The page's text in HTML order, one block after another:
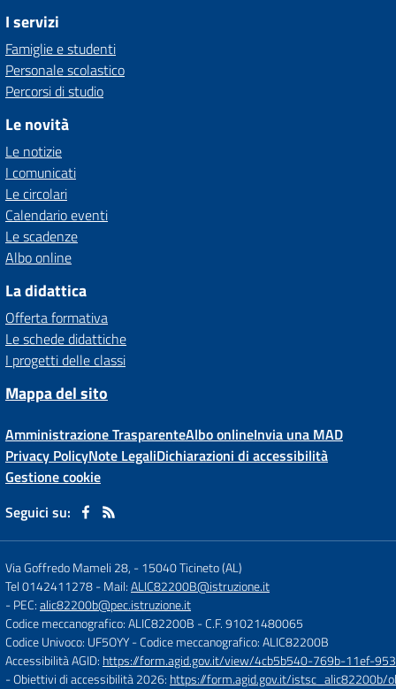
I servizi
Famiglie e studenti
Personale scolastico
Percorsi di studio
Le novità
Le notizie
I comunicati
Le circolari
Calendario eventi
Le scadenze
Albo online
La didattica
Offerta formativa
Le schede didattiche
I progetti delle classi
Mappa del sito
Amministrazione TrasparenteAlbo onlineInvia una MAD
Privacy PolicyNote LegaliDichiarazioni di accessibilità
Gestione cookie
Seguici su:
Via Goffredo Mameli 28, -15040 Ticineto (AL)
Tel 0142411278- Mail:ALIC82200B@istruzione.it
- PEC:alic82200b@pec.istruzione.it
Codice meccanografico: ALIC82200B - C.F. 91021480065
Codice Univoco: UF5OYY- Codice meccanografico: ALIC82200B
Accessibilità AGID: https://form.agid.gov.it/view/4cb5b540-769b-11ef-
- Obiettivi di accessibilità 2026: https://form.agid.gov.it/